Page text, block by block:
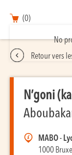
(0)
No
Retour vers
N’goni
MABO -
1000